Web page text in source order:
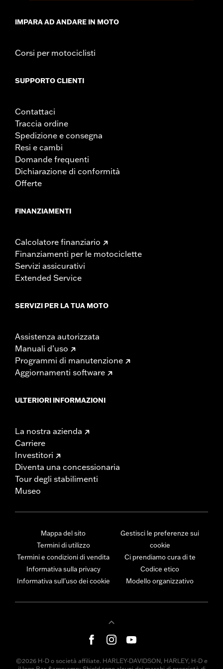
IMPARA AD ANDARE IN MOTO
Corsi per motociclisti
SUPPORTO CLIENTI
Contattaci
Traccia ordine
Spedizione e consegna
Resi e cambi
Domande frequenti
Dichiarazione di conformità
Offerte
FINANZIAMENTI
Calcolatore finanziario
Finanziamenti per le motociclette
Servizi assicurativi
Extended Service
SERVIZI PER LA TUA MOTO
Assistenza autorizzata
Manuali d’uso
Programmi di manutenzione
Aggiornamenti software
ULTERIORI INFORMAZIONI
La nostra azienda
Carriere
Investitori
Diventa una concessionaria
Tour degli stabilimenti
Museo
Mappa del sito
Termini di utilizzo
Termini e condizioni di vendita
Informativa sulla privacy
Informativa sull’uso dei cookie
Gestisci le preferenze sui
cookie
Ci prendiamo cura di te
Codice etico
Modello organizzativo
©2026 H-D o società affiliate. HARLEY-DAVIDSON, HARLEY, H-D e